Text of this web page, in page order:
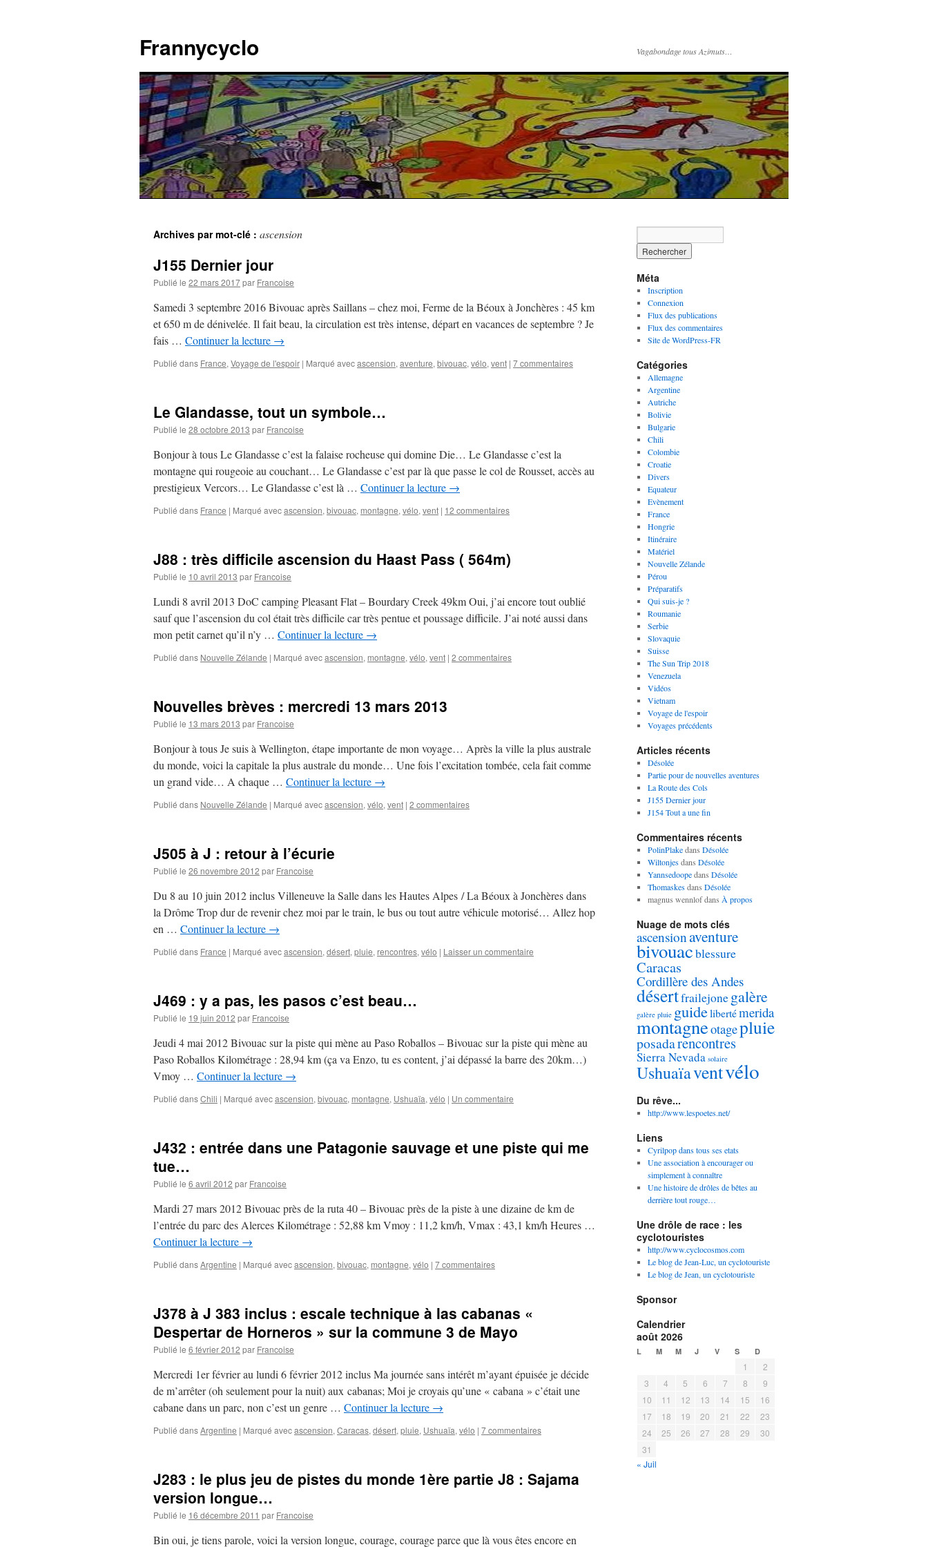
contenu
Frannycyclo Vagabondage tous Azimuts…
Archives par mot-clé : ascension
J155 Dernier jour
Publié le 22 mars 2017par Francoise
Samedi 3 septembre 2016 Bivouac après Saillans – chez moi, Ferme de la Béoux à Jonchères : 45 km
et 650 m de dénivelée. Il fait beau, la circulation est très intense, départ en vacances de septembre ? Je
fais … Continuer la lecture →
Publié dans France, Voyage de l'espoir | Marqué avecascension, aventure, bivouac, vélo, vent | 7 commentaires
Le Glandasse, tout un symbole…
Publié le 28 octobre 2013 par Francoise
Bonjour à tous Le Glandasse c’est la falaise rocheuse qui domine Die… Le Glandasse c’est la
montagne qui rougeoie au couchant… Le Glandasse c’est par là que passe le col de Rousset, accès au
prestigieux Vercors… Le Glandasse c’est là … Continuer la lecture →
Publié dans France | Marqué avecascension, bivouac, montagne, vélo, vent | 12 commentaires
J88 : très difficile ascension du Haast Pass ( 564m)
Publié le 10 avril 2013 par Francoise
Lundi 8 avril 2013 DoC camping Pleasant Flat – Bourdary Creek 49km Oui, j’ai encore tout oublié
sauf que l’ascension du col était très difficile car très pentue et poussage difficile. J’ai noté aussi dans
mon petit carnet qu’il n’y … Continuer la lecture →
Publié dans Nouvelle Zélande | Marqué avecascension, montagne, vélo, vent | 2 commentaires
Nouvelles brèves : mercredi 13 mars 2013
Publié le 13 mars 2013 par Francoise
Bonjour à tous Je suis à Wellington, étape importante de mon voyage… Après la ville la plus australe
du monde, voici la capitale la plus australe du monde… Une fois l’excitation tombée, cela fait comme
un grand vide… A chaque … Continuer la lecture →
Publié dans Nouvelle Zélande | Marqué avecascension, vélo, vent | 2 commentaires
J505 à J : retour à l’écurie
Publié le 26 novembre 2012 par Francoise
Du 8 au 10 juin 2012 inclus Villeneuve la Salle dans les Hautes Alpes / La Béoux à Jonchères dans
la Drôme Trop dur de revenir chez moi par le train, le bus ou tout autre véhicule motorisé… Allez hop
en … Continuer la lecture →
Publié dans France | Marqué avecascension, désert, pluie, rencontres, vélo | Laisser un commentaire
J469 : y a pas, les pasos c’est beau…
Publié le 19 juin 2012 par Francoise
Jeudi 4 mai 2012 Bivouac sur la piste qui mène au Paso Roballos – Bivouac sur la piste qui mène au
Paso Roballos Kilométrage : 28,94 km (ça va Enzo, tu es content, j’ai dépassé la barre des 20km…)
Vmoy … Continuer la lecture →
Publié dansChili | Marqué avecascension, bivouac, montagne, Ushuaïa, vélo | Un commentaire
J432 : entrée dans une Patagonie sauvage et une piste qui me
tue…
Publié le 6 avril 2012 par Francoise
Mardi 27 mars 2012 Bivouac près de la ruta 40 – Bivouac près de la piste à une dizaine de km de
l’entrée du parc des Alerces Kilométrage : 52,88 km Vmoy : 11,2 km/h, Vmax : 43,1 km/h Heures …
Continuer la lecture →
Publié dansArgentine | Marqué avecascension, bivouac, montagne, vélo | 7 commentaires
J378 à J 383 inclus : escale technique à las cabanas «
Despertar de Horneros » sur la commune 3 de Mayo
Publié le 6 février 2012 par Francoise
Mercredi 1er février au lundi 6 février 2012 inclus Ma journée sans intérêt m’ayant épuisée je décide
de m’arrêter (oh seulement pour la nuit) aux cabanas; Moi je croyais qu’une « cabana » c’était une
cabane dans un parc, non c’est un genre … Continuer la lecture →
Publié dansArgentine | Marqué avecascension, Caracas, désert, pluie, Ushuaïa, vélo | 7 commentaires
J283 : le plus jeu de pistes du monde 1ère partie J8 : Sajama
version longue…
Publié le 16 décembre 2011 par Francoise
Bin oui, je tiens parole, voici la version longue, courage, courage parce que là vous êtes encore en
Méta
Inscription
Connexion
Flux des publications
Flux des commentaires
Site de WordPress-FR
Catégories
Allemagne
Argentine
Autriche
Bolivie
Bulgarie
Chili
Colombie
Croatie
Divers
Equateur
Evènement
France
Hongrie
Itinéraire
Matériel
Nouvelle Zélande
Pérou
Préparatifs
Qui suis-je ?
Roumanie
Serbie
Slovaquie
Suisse
The Sun Trip 2018
Venezuela
Vidéos
Vietnam
Voyage de l'espoir
Voyages précédents
Articles récents
Désolée
Partie pour de nouvelles aventures
La Route des Cols
J155 Dernier jour
J154 Tout a une fin
Commentaires récents
PolinPlakedans Désolée
Wiltonjesdans Désolée
Yannsedoopedans Désolée
Thomaskesdans Désolée
magnus wennlofdans À propos
Nuage de mots clés
ascensionaventure
bivouacblessure
Caracas
Cordillère des Andes
désertfrailejonegalère
galère pluie guidelibertémerida
montagneotagepluie
posadarencontres
Sierra Nevada solaire
Ushuaïaventvélo
Du rêve...
http://www.lespoetes.net/
Liens
Cyrilpop dans tous ses etats
Une association à encourager ou
simplement à connaître
Une histoire de drôles de bêtes au
derrière tout rouge…
Une drôle de race : les
cyclotouristes
http://www.cyclocosmos.com
Le blog de Jean-Luc, un cyclotouriste
Le blog de Jean, un cyclotouriste
Sponsor
Calendrier
août 2026
L M M J V S D
1
2
3
4 5 6 7 8
9
10
11 12 13 14 15
16
17
18 19 20 21 22
23
24
25 26 27 28 29
30
31
« Juil